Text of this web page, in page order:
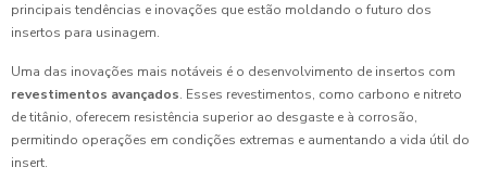
principais tendências e inovações que estão moldando o futuro dos
insertos para usinagem.
Uma das inovações mais notáveis é o desenvolvimento de insertos com
revestimentos avançados. Esses revestimentos, como carbono e nitreto
de titânio, oferecem resistência superior ao desgaste e à corrosão,
permitindo operações em condições extremas e aumentando a vida útil do
insert.